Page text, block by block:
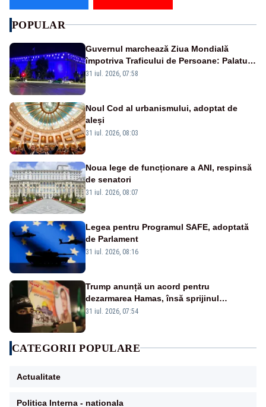
POPULAR
Guvernul marchează Ziua Mondială
împotriva Traficului de Persoane: Palatul
Victoria, iluminat în albastru
31 iul. 2026, 07:58
Noul Cod al urbanismului, adoptat de
aleși
31 iul. 2026, 08:03
Noua lege de funcționare a ANI, respinsă
de senatori
31 iul. 2026, 08:07
Legea pentru Programul SAFE, adoptată
de Parlament
31 iul. 2026, 08:16
Trump anunță un acord pentru
dezarmarea Hamas, însă sprijinul
Israelului rămâne incert
31 iul. 2026, 07:54
CATEGORII POPULARE
Actualitate
Politica Interna - nationala